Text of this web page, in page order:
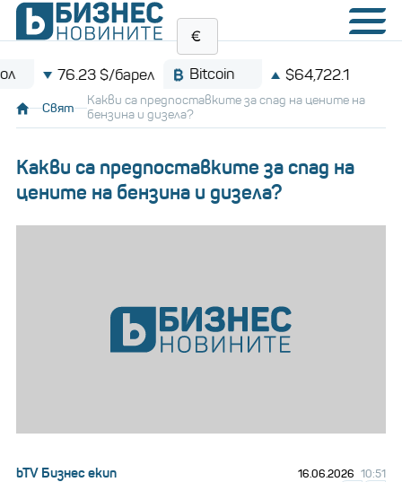
76.23 $/барел Bitcoin $64,722.1
Свят
Какви са предпоставките за спад на цените на
бензина и дизела?
Какви са предпоставките за спад на
цените на бензина и дизела?
bTV Бизнес екип 16.06.2026 10:51